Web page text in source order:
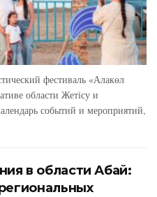
фестиваль «Алакөл
области Жетісу и
событий и мероприятий,
в области Абай: